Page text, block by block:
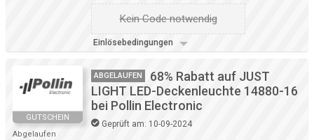
Kein Code notwendig
Einlösebedingungen
GUTSCHEIN
Abgelaufen
ABGELAUFEN
68% Rabatt auf JUST
LIGHT LED-Deckenleuchte 14880-16
bei Pollin Electronic
Geprüft am: 10-09-2024